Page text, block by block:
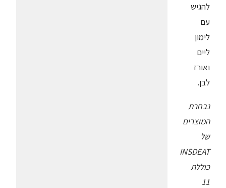
להגיש
עם
לימון
ליים
ואורז
לבן.
נבחרת
המוצרים
של
INSDEAT
כוללת
11